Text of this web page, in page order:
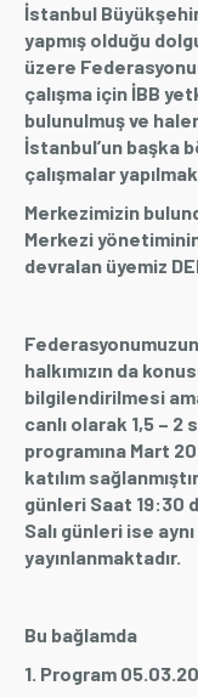
İstanbul
yapmış olduğu
üzere
çalışma için İBB
bulunulmuş ve
İstanbul’un başka
çalışmalar
Merkezimizin
Merkezi
devralan üyemiz
Federasyonumuzun
halkımızın da
bilgilendirilmesi
canlı olarak 1,5 – 2
programına Mart
katılım
günleri Saat 19:30
Salı günleri ise
yayınlanmaktadır.
Bu bağlamda
1. Program